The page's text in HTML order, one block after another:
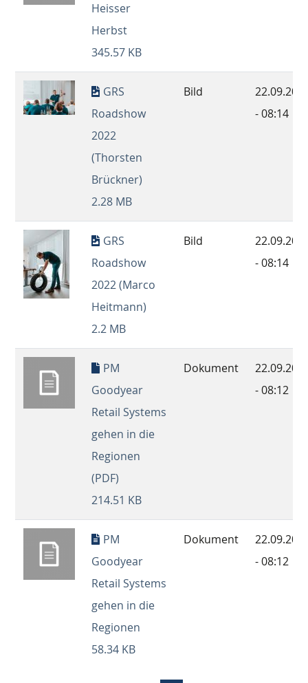
Heisser
Herbst
345.57 KB
GRS
Roadshow
2022
(Thorsten
Brückner)
2.28 MB
Bild
- 08:14
GRS
Roadshow
2022 (Marco
Heitmann)
2.2 MB
Bild
- 08:14
PM
Goodyear
Retail Systems
gehen in die
Regionen
(PDF)
214.51 KB
Dokument
- 08:12
PM
Goodyear
Retail Systems
gehen in die
Regionen
58.34 KB
Dokument
- 08:12